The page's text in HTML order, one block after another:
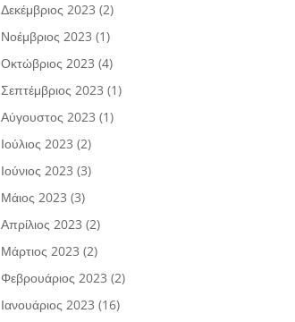
Δεκέμβριος 2023 (2)
Νοέμβριος 2023 (1)
Οκτώβριος 2023 (4)
Σεπτέμβριος 2023 (1)
Αύγουστος 2023 (1)
Ιούλιος 2023 (2)
Ιούνιος 2023 (3)
Μάιος 2023 (3)
Απρίλιος 2023 (2)
Μάρτιος 2023 (2)
Φεβρουάριος 2023 (2)
Ιανουάριος 2023 (16)